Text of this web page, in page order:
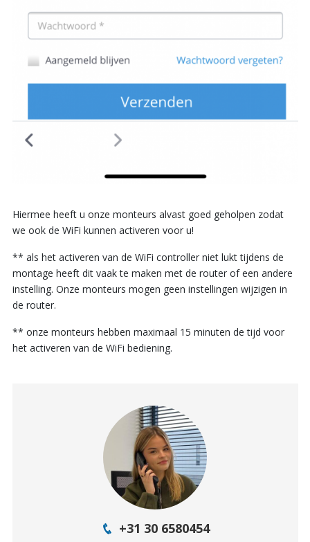
Hiermee heeft u onze monteurs alvast goed geholpen zodat
we ook de WiFi kunnen activeren voor u!
** als het activeren van de WiFi controller niet lukt tijdens de
montage heeft dit vaak te maken met de router of een andere
instelling. Onze monteurs mogen geen instellingen wijzigen in
de router.
** onze monteurs hebben maximaal 15 minuten de tijd voor
het activeren van de WiFi bediening.
+31 30 6580454